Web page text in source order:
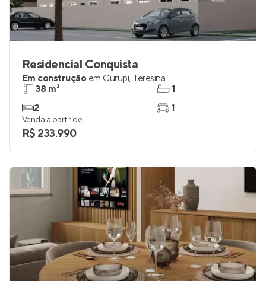
Residencial Conquista
Em construção em Gurupi, Teresina
38 m²
2
1
1
Venda a partir de
R$ 233.990